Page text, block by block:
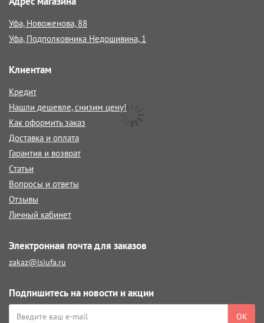
Уфа, Новоженова, 88
Уфа, Подполковника Недошивина, 1
Клиентам
Кредит
Нашли дешевле, снизим цену!
Как оформить заказ
Доставка и оплата
Гарантия и возврат
Статьи
Вопросы и ответы
Отзывы
Личный кабинет
Электронная почта для заказов
zakaz@lsiufa.ru
Подпишитесь на новости и акции
ОК